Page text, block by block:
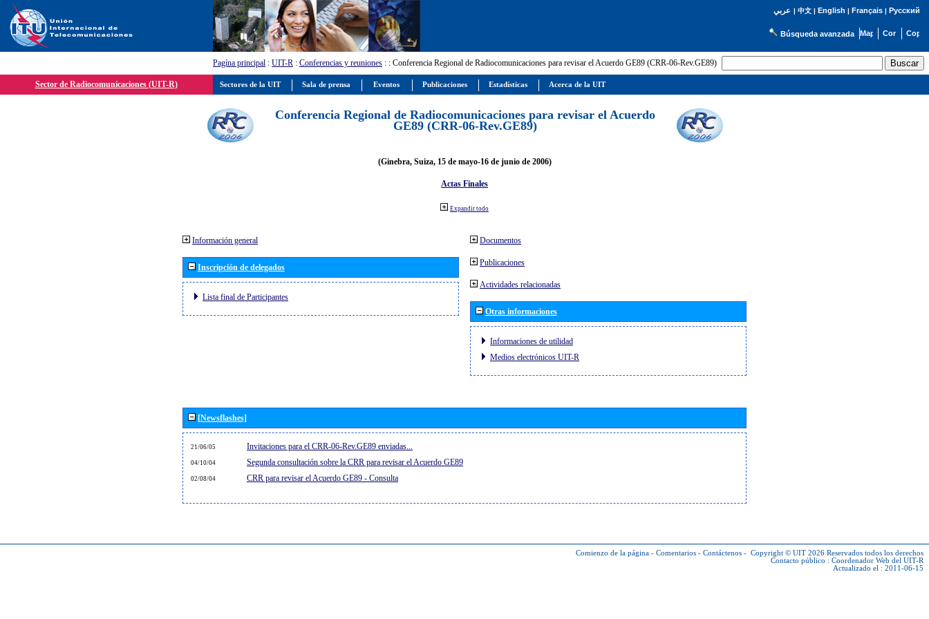
عربي | 中文| English | Français| Русский
Búsqueda avanzada
Pagína principal : UIT-R : Conferencias y reuniones : : Conferencia Regional de Radiocomunicaciones para revisar el Acuerdo GE89 (CRR-06-Rev.GE89)
Sector de Radiocomunicaciones (UIT-R)
Conferencia Regional de Radiocomunicaciones para revisar el Acuerdo
GE89 (CRR-06-Rev.GE89)
(Ginebra, Suiza, 15 de mayo-16 de junio de 2006)
Actas Finales
Expandir todo
Información general
Inscripción de delegados
Lista final de Participantes
Documentos
Publicaciones
Actividades relacionadas
Otras informaciones
Informaciones de utilidad
Medios electrónicos UIT-R
[Newsflashes]
21/06/05 Invitaciones para el CRR-06-Rev.GE89 enviadas...
04/10/04 Segunda consultación sobre la CRR para revisar el Acuerdo GE89
02/08/04 CRR para revisar el Acuerdo GE89 - Consulta
Comienzo de la página - Comentarios - Contáctenos - Copyright © UIT 2026 Reservados todos los derechos
Contacto público : Coordenador Web del UIT-R
Actualizado el : 2011-06-15
Sectores de la UIT Sala de prensa Eventos Publicaciones Estadísticas Acerca de la UIT